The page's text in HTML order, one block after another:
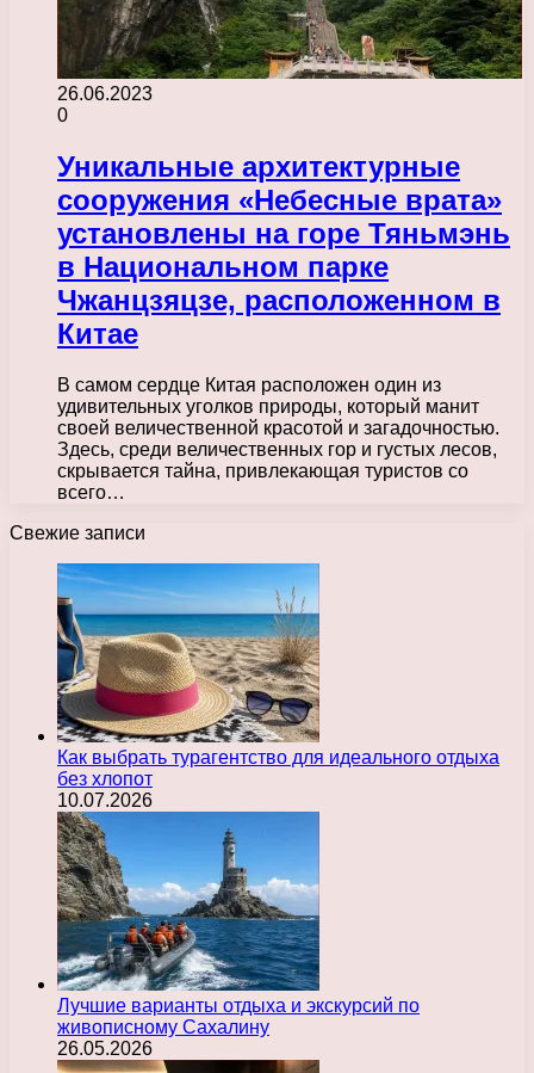
26.06.2023
0
Уникальные архитектурные
сооружения «Небесные врата»
установлены на горе Тяньмэнь
в Национальном парке
Чжанцзяцзе, расположенном в
Китае
В самом сердце Китая расположен один из
удивительных уголков природы, который манит
своей величественной красотой и загадочностью.
Здесь, среди величественных гор и густых лесов,
скрывается тайна, привлекающая туристов со
всего…
Свежие записи
Как выбрать турагентство для идеального отдыха
без хлопот
10.07.2026
Лучшие варианты отдыха и экскурсий по
живописному Сахалину
26.05.2026